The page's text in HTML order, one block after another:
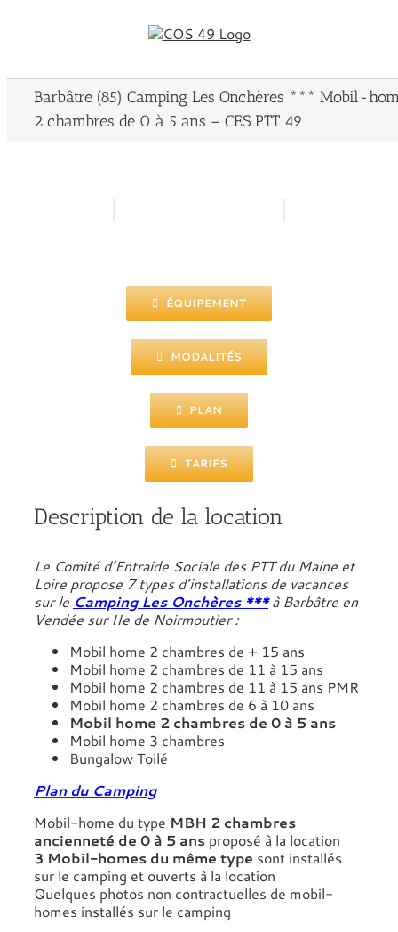
Barbâtre (85) Camping Les Onchères *** Mobil-
2 chambres de 0 à 5 ans – CES PTT 49
ÉQUIPEMENT
MODALITÉS
PLAN
TARIFS
Description de la location
Le Comité d’Entraide Sociale des PTT du Maine et
Loire propose 7 types d’installations de vacances
sur le Camping LesOnchères *** à Barbâtre en
Vendée sur IIe de Noirmoutier :
Mobil home 2 chambres de + 15 ans
Mobil home 2 chambres de 11 à 15 ans
Mobil home 2 chambres de 11 à 15 ans PMR
Mobil home 2 chambres de 6 à 10 ans
Mobil home 2 chambres de 0 à 5 ans
Mobil home 3 chambres
Bungalow Toilé
Plan du Camping
Mobil-home du type MBH 2 chambres
ancienneté de 0 à 5 ans proposé à la location
3 Mobil-homes du même type sont installés
sur le camping et ouverts à la location
Quelques photos non contractuelles de mobil-
homes installés sur le camping